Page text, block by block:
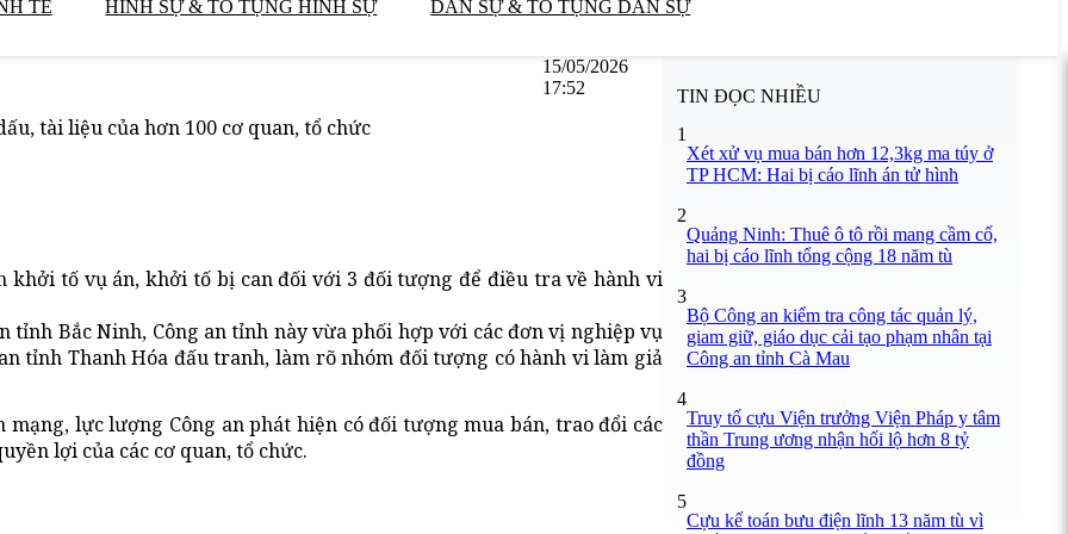
TẾ HÌNH SỰ & TỐ TỤNG HÌNH SỰ DÂN SỰ & TỐ TỤNG DÂN SỰ
15/05/2026
17:52
tài liệu của hơn 100 cơ quan, tổ chức
khởi tố vụ án, khởi tố bị can đối với 3 đối tượng để điều tra về hành vi
tỉnh Bắc Ninh, Công an tỉnh này vừa phối hợp với các đơn vị nghiệp vụ
tỉnh Thanh Hóa đấu tranh, làm rõ nhóm đối tượng có hành vi làm giả
lực lượng Công an phát hiện có đối tượng mua bán, trao đổi các
lợi của các cơ quan, tổ chức.
TIN ĐỌC NHIỀU
1
Xét xử vụ mua bán hơn 12,3kg ma túy ở
TP HCM: Hai bị cáo lĩnh án tử hình
2
Quảng Ninh: Thuê ô tô rồi mang cầm cố,
hai bị cáo lĩnh tổng cộng 18 năm tù
3
Bộ Công an kiểm tra công tác quản lý,
giam giữ, giáo dục cải tạo phạm nhân tại
Công an tỉnh Cà Mau
4
Truy tố cựu Viện trưởng Viện Pháp y tâm
thần Trung ương nhận hối lộ hơn 8 tỷ
đồng
5
Cựu kế toán bưu điện lĩnh 13 năm tù vì